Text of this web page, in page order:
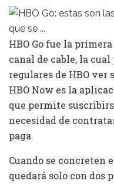
HBO Go fue la
canal de cable, la
regulares de HBO
HBO Now es la
que permite
necesidad de
paga.
Cuando se concreten
quedará solo con dos